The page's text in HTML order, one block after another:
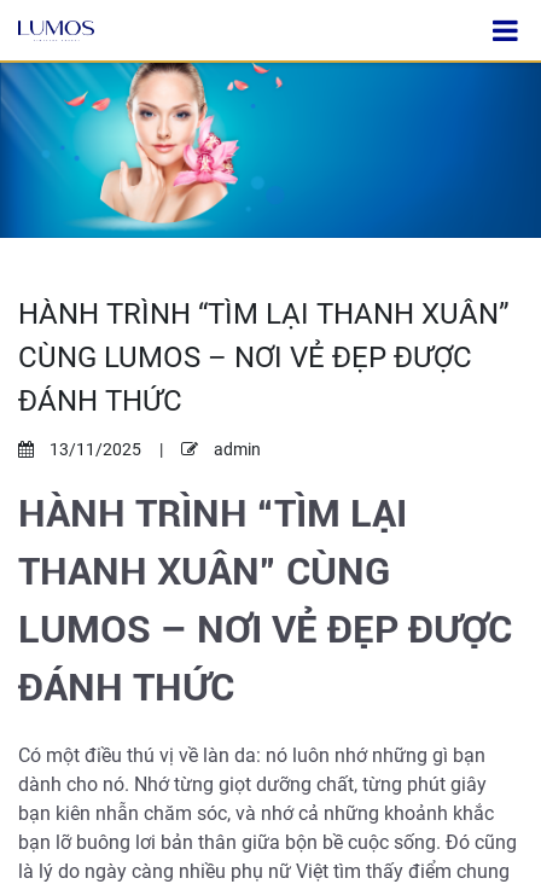
HÀNH TRÌNH “TÌM LẠI THANH XUÂN”
CÙNG LUMOS – NƠI VẺ ĐẸP ĐƯỢC
ĐÁNH THỨC
13/11/2025 | admin
HÀNH TRÌNH “TÌM LẠI
THANH XUÂN” CÙNG
LUMOS – NƠI VẺ ĐẸP ĐƯỢC
ĐÁNH THỨC
Có một điều thú vị về làn da: nó luôn nhớ những gì bạn
dành cho nó. Nhớ từng giọt dưỡng chất, từng phút giây
bạn kiên nhẫn chăm sóc, và nhớ cả những khoảnh khắc
bạn lỡ buông lơi bản thân giữa bộn bề cuộc sống. Đó cũng
là lý do ngày càng nhiều phụ nữ Việt tìm thấy điểm chung